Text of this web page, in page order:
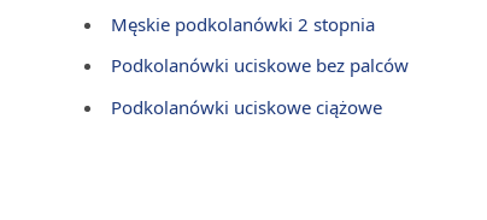
Męskie podkolanówki 2 stopnia
Podkolanówki uciskowe bez palców
Podkolanówki uciskowe ciążowe